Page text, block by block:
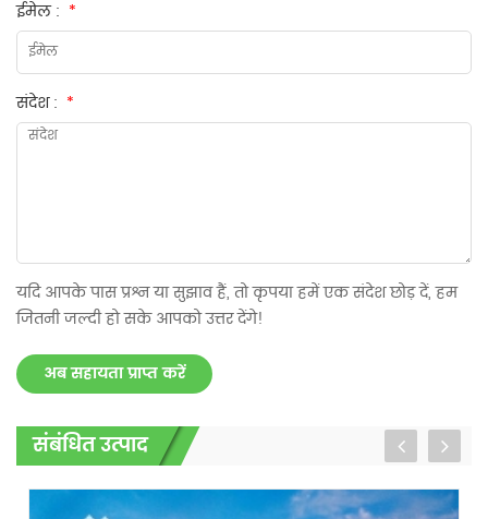
ईमेल : *
संदेश : *
यदि आपके पास प्रश्न या सुझाव हैं, तो कृपया हमें एक संदेश छोड़ दें, हम
जितनी जल्दी हो सके आपको उत्तर देंगे!
अब सहायता प्राप्त करें
संबंधित उत्पाद